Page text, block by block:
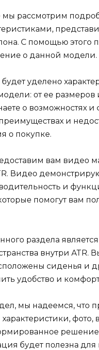
рассмотрим
С помощью этого
о данной модели.
уделено
от ее
о возможностях
и
о покупке.
вам видео
Видео
и
помогут вам
раздела
внутри ATR.
сиденья и
удобство и
мы надеемся,
фото,
будет полезна для